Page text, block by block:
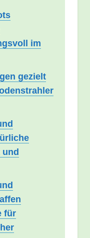
im
gezielt
für